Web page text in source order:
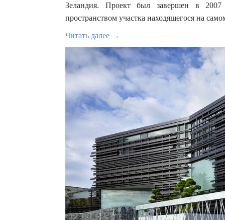
Зеландия. Проект был завершен в
пространством участка находящегося на
Читать далее →